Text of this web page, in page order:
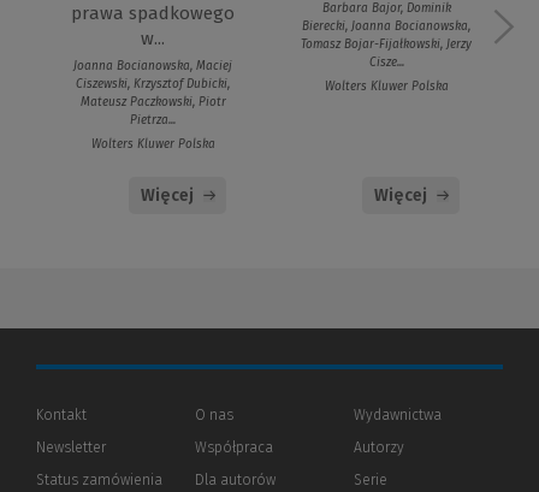
prawa spadkowego
w...
Joanna Bocianowska, Maciej
Ciszewski, Krzysztof Dubicki,
Mateusz Paczkowski, Piotr
Pietrza...
Wolters Kluwer Polska
Więcej
Barbara Bajor, Dominik
Bierecki, Joanna Bocianowska,
Tomasz Bojar-Fijałkowski, Jerzy
Cisze...
Wolters Kluwer Polska
Więcej
Kontakt
Newsletter
Status zamówienia
O nas
Współpraca
Dla autorów(Nowe
(Link
Wydawnictwa
Autorzy
Serie